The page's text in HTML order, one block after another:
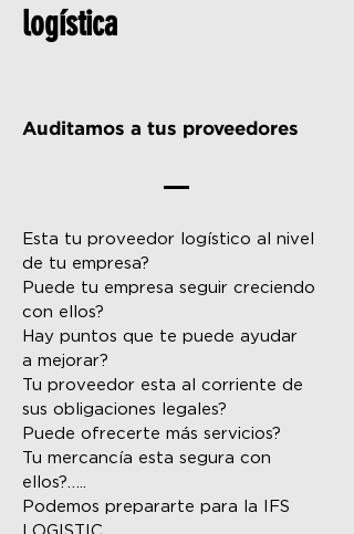
logística
Esta tu proveedor logístico al nivel
de tu empresa?
Puede tu empresa seguir creciendo
con ellos?
Hay puntos que te puede ayudar
a mejorar?
Tu proveedor esta al corriente de
sus obligaciones legales?
Puede ofrecerte más servicios?
Tu mercancía esta segura con
ellos?…..
Podemos prepararte para la IFS
LOGISTIC
Auditamos a tus proveedores